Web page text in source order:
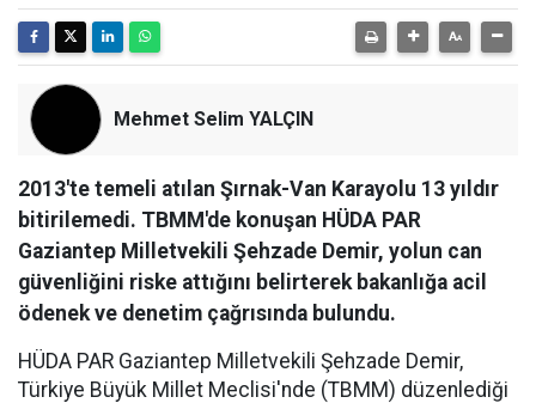
Mehmet Selim YALÇIN
2013'te temeli atılan Şırnak-Van Karayolu 13 yıldır
bitirilemedi. TBMM'de konuşan HÜDA PAR
Gaziantep Milletvekili Şehzade Demir, yolun can
güvenliğini riske attığını belirterek bakanlığa acil
ödenek ve denetim çağrısında bulundu.
HÜDA PAR Gaziantep Milletvekili Şehzade Demir,
Türkiye Büyük Millet Meclisi'nde (TBMM) düzenlediği